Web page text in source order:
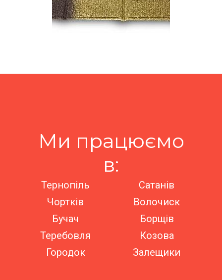
Ми працюємо
в:
Тернопіль
Чортків
Бучач
Теребовля
Городок
Сатанів
Волочиск
Борщів
Козова
Залещики